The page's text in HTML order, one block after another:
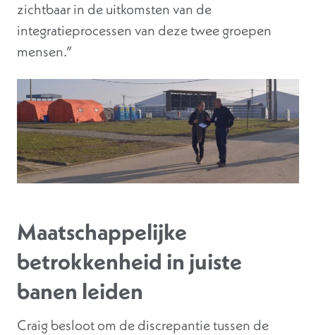
zichtbaar in de uitkomsten van de
integratieprocessen van deze twee groepen
mensen.”
Maatschappelijke
betrokkenheid in juiste
banen leiden
Craig besloot om de discrepantie tussen de